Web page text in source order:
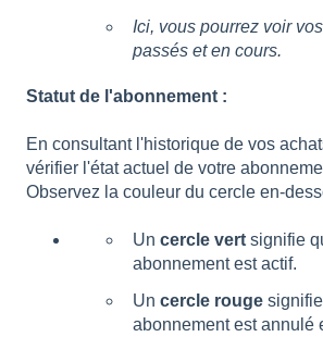
Ici, vous pourrez voir
passés et en cours.
Statut de l'abonnement :
En consultant l'historique de vos
vérifier l'état actuel de votre
Observez la couleur du cercle en-
Un cercle vert signifie
abonnement est actif.
Un cercle rouge
abonnement est annulé